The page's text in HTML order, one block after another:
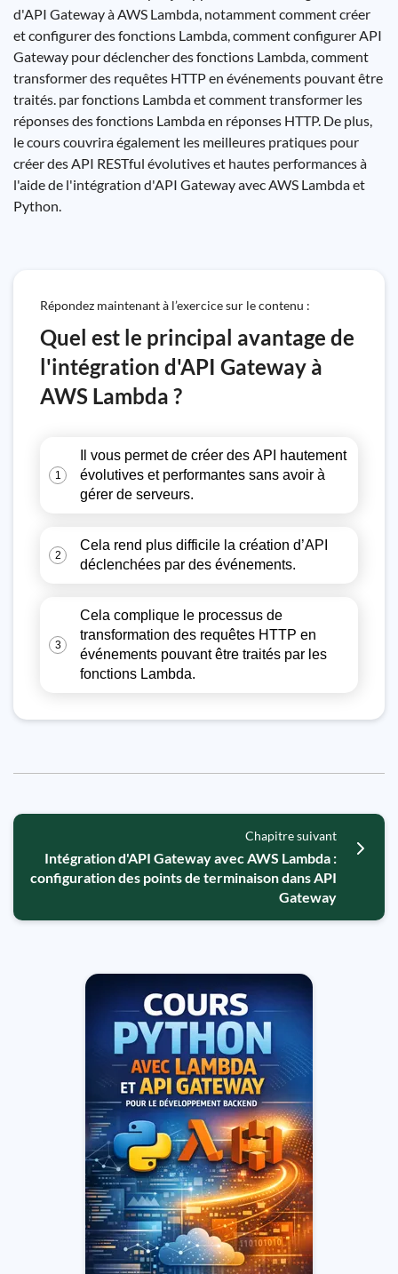
d'API Gateway à AWS Lambda, notamment comment créer
et configurer des fonctions Lambda, comment configurer API
Gateway pour déclencher des fonctions Lambda, comment
transformer des requêtes HTTP en événements pouvant être
traités. par fonctions Lambda et comment transformer les
réponses des fonctions Lambda en réponses HTTP. De plus,
le cours couvrira également les meilleures pratiques pour
créer des API RESTful évolutives et hautes performances à
l'aide de l'intégration d'API Gateway avec AWS Lambda et
Python.
Répondez maintenant à l’exercice sur le contenu :
Quel est le principal avantage de
l'intégration d'API Gateway à
AWS Lambda ?
1
Il vous permet de créer des API hautement
évolutives et performantes sans avoir à
gérer de serveurs.
2
Cela rend plus difficile la création d’API
déclenchées par des événements.
3
Cela complique le processus de
transformation des requêtes HTTP en
événements pouvant être traités par les
fonctions Lambda.
Chapitre suivant
Intégration d'API Gateway avec AWS Lambda :
configuration des points de terminaison dans API
Gateway